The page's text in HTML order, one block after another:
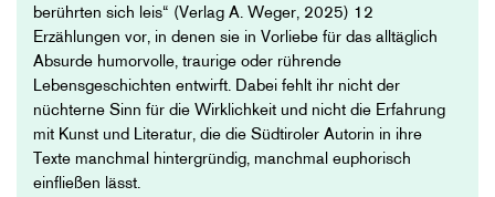
berührten sich leis“ (Verlag A. Weger, 2025) 12
Erzählungen vor, in denen sie in Vorliebe für das alltäglich
Absurde humorvolle, traurige oder rührende
Lebensgeschichten entwirft. Dabei fehlt ihr nicht der
nüchterne Sinn für die Wirklichkeit und nicht die Erfahrung
mit Kunst und Literatur, die die Südtiroler Autorin in ihre
Texte manchmal hintergründig, manchmal euphorisch
einfließen lässt.